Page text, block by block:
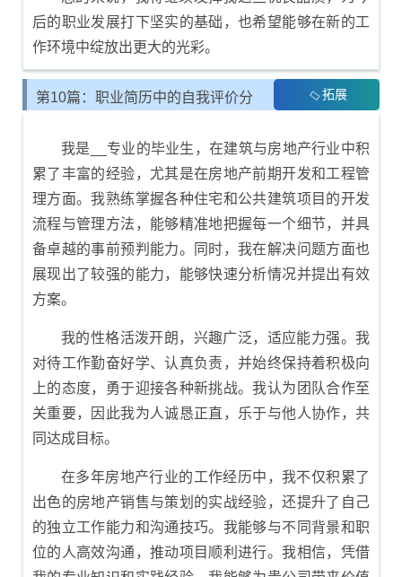
后的职业发展打下坚实的基础，也希望能够在新的工
作环境中绽放出更大的光彩。
第10篇：职业简历中的自我评价分 拓展
我是__专业的毕业生，在建筑与房地产行业中积
累了丰富的经验，尤其是在房地产前期开发和工程管
理方面。我熟练掌握各种住宅和公共建筑项目的开发
流程与管理方法，能够精准地把握每一个细节，并具
备卓越的事前预判能力。同时，我在解决问题方面也
展现出了较强的能力，能够快速分析情况并提出有效
方案。
我的性格活泼开朗，兴趣广泛，适应能力强。我
对待工作勤奋好学、认真负责，并始终保持着积极向
上的态度，勇于迎接各种新挑战。我认为团队合作至
关重要，因此我为人诚恳正直，乐于与他人协作，共
同达成目标。
在多年房地产行业的工作经历中，我不仅积累了
出色的房地产销售与策划的实战经验，还提升了自己
的独立工作能力和沟通技巧。我能够与不同背景和职
位的人高效沟通，推动项目顺利进行。我相信，凭借